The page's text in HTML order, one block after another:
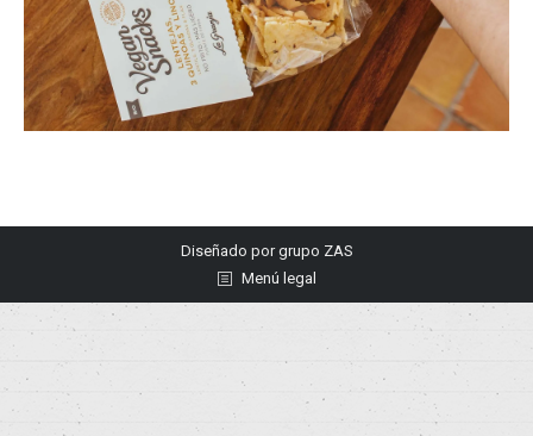
Diseñado porgrupo ZAS
Menú legal